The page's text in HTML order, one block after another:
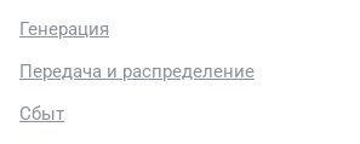
Генерация
Передача и распределение
Сбыт